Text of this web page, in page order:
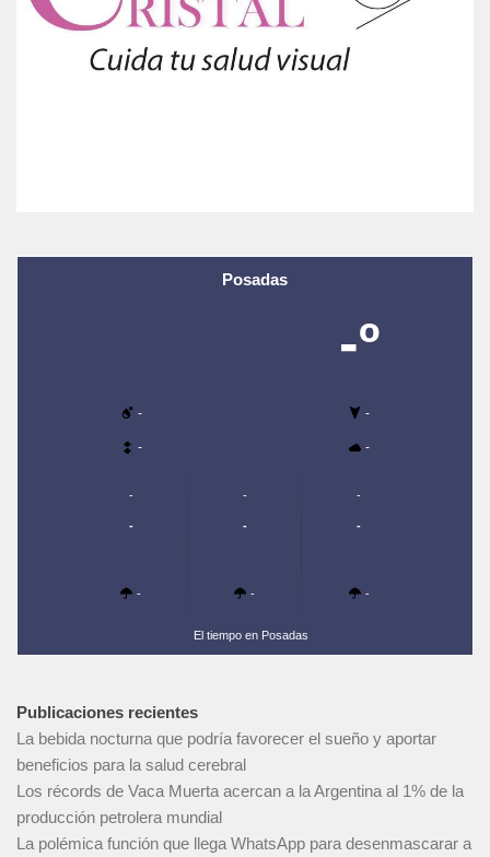
Posadas
-º
- -
- -
-
-
-
-
-
-
-
-
-
El tiempo en Posadas
Publicaciones recientes
La bebida nocturna que podría favorecer el sueño y aportar
beneficios para la salud cerebral
Los récords de Vaca Muerta acercan a la Argentina al 1% de la
producción petrolera mundial
La polémica función que llega WhatsApp para desenmascarar a